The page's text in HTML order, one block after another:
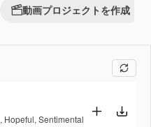
動画プロジェクトを作成
, Hopeful, Sentimental